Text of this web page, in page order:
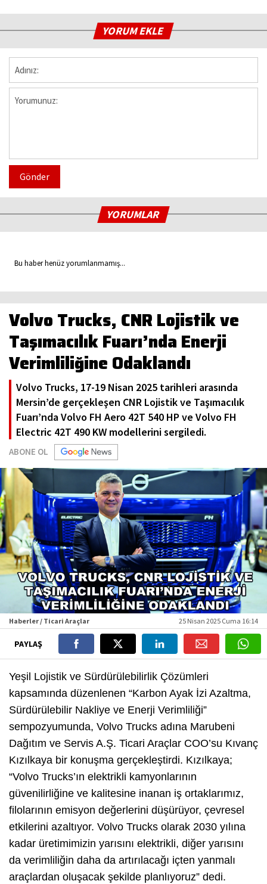
YORUM EKLE
Gönder
YORUMLAR
Bu haber henüz yorumlanmamış...
Volvo Trucks, CNR Lojistik ve
Taşımacılık Fuarı’nda Enerji
Verimliliğine Odaklandı
Volvo Trucks, 17-19 Nisan 2025 tarihleri arasında
Mersin’de gerçekleşen CNR Lojistik ve Taşımacılık
Fuarı’nda Volvo FH Aero 42T 540 HP ve Volvo FH
Electric 42T 490 KW modellerini sergiledi.
ABONE OL
Haberler / Ticari Araçlar 25 Nisan 2025 Cuma 16:14
PAYLAŞ
Yeşil Lojistik ve Sürdürülebilirlik Çözümleri
kapsamında düzenlenen “Karbon Ayak İzi Azaltma,
Sürdürülebilir Nakliye ve Enerji Verimliliği”
sempozyumunda, Volvo Trucks adına Marubeni
Dağıtım ve Servis A.Ş. Ticari Araçlar COO’su Kıvanç
Kızılkaya bir konuşma gerçekleştirdi. Kızılkaya;
“Volvo Trucks’ın elektrikli kamyonlarının
güvenilirliğine ve kalitesine inanan iş ortaklarımız,
filolarının emisyon değerlerini düşürüyor, çevresel
etkilerini azaltıyor. Volvo Trucks olarak 2030 yılına
kadar üretimimizin yarısını elektrikli, diğer yarısını
da verimliliğin daha da artırılacağı içten yanmalı
araçlardan oluşacak şekilde planlıyoruz” dedi.